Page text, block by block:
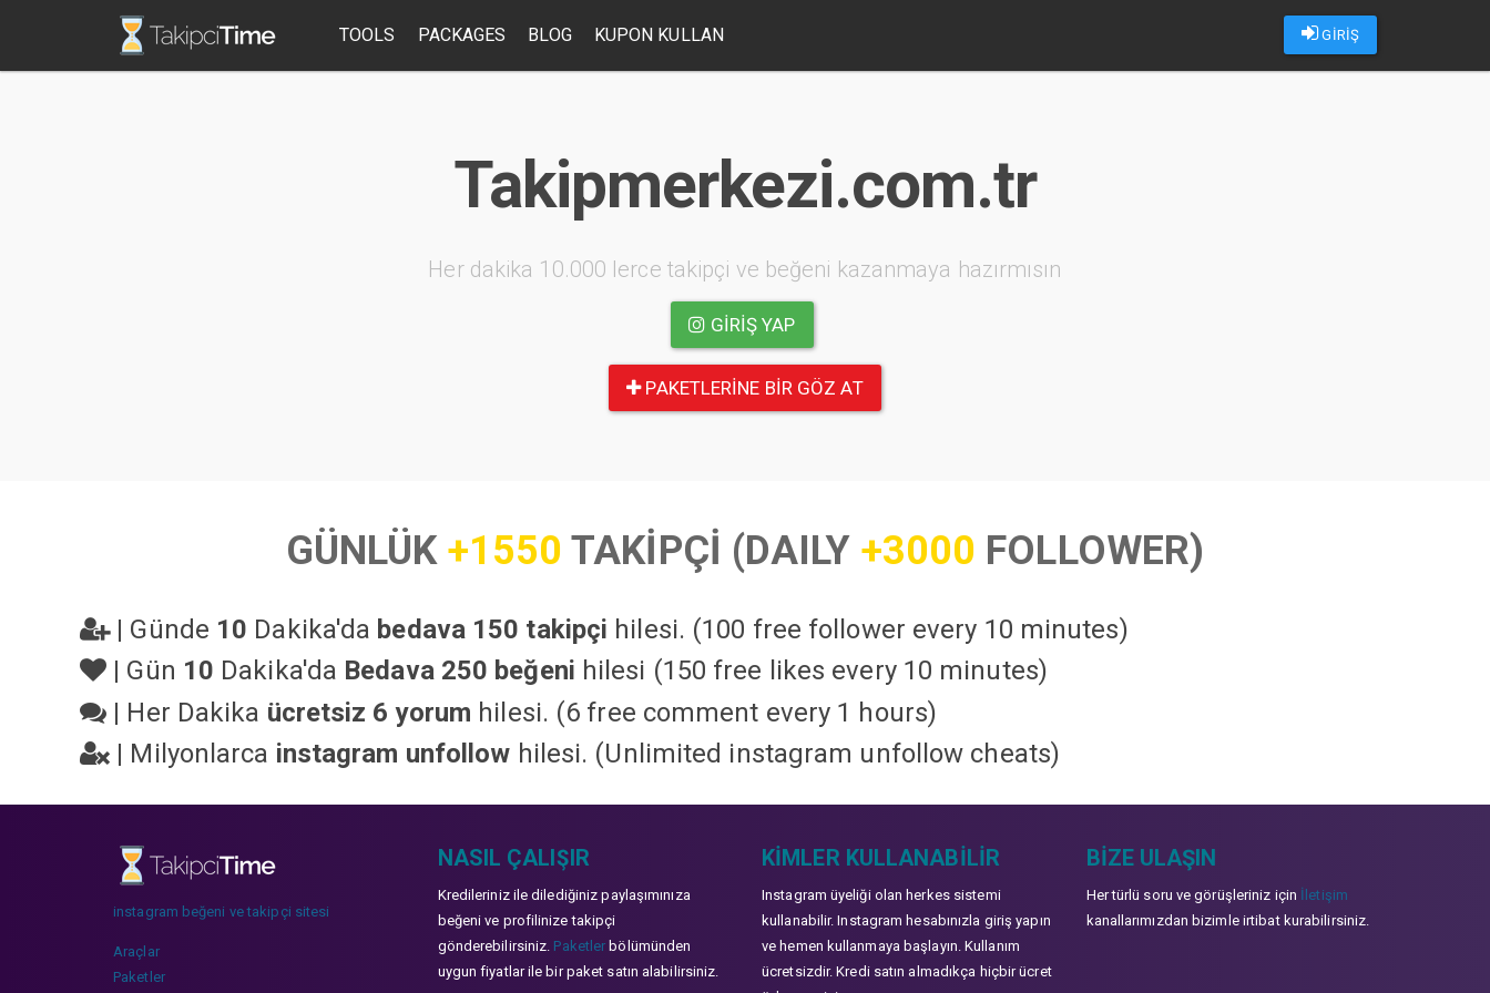
GİRİŞ
TOOLS PACKAGES BLOG KUPON KULLAN
Takipmerkezi.com.tr
Her dakika 10.000 lerce takipçi ve beğeni kazanmaya hazırmısın
GIRIŞ YAP
PAKETLERINE BIR GÖZ AT
GÜNLÜK +1550 TAKİPÇİ (DAILY +3000 FOLLOWER)
| Günde 10 Dakika'da bedava 150 takipçi hilesi. (100 free follower every 10 minutes)
| Gün 10 Dakika'da Bedava 250 beğeni hilesi (150 free likes every 10 minutes)
| Her Dakika ücretsiz 6 yorum hilesi. (6 free comment every 1 hours)
| Milyonlarca instagram unfollow hilesi. (Unlimited instagram unfollow cheats)
instagram beğeni ve takipçi sitesi
Araçlar
Paketler
NASIL ÇALIŞIR
Kredileriniz ile dilediğiniz paylaşımınıza
beğeni ve profilinize takipçi
gönderebilirsiniz. Paketler bölümünden
uygun fiyatlar ile bir paket satın alabilirsiniz.
KIMLER KULLANABILIR
Instagram üyeliği olan herkes sistemi
kullanabilir. Instagram hesabınızla giriş yapın
ve hemen kullanmaya başlayın. Kullanım
ücretsizdir. Kredi satın almadıkça hiçbir ücret
BIZE ULAŞIN
Her türlü soru ve görüşleriniz için İletişim
kanallarımızdan bizimle irtibat kurabilirsiniz.